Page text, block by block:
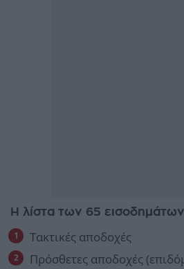
Η λίστα των 65 εισοδημάτων
Τακτικές αποδοχές
Πρόσθετες αποδοχές